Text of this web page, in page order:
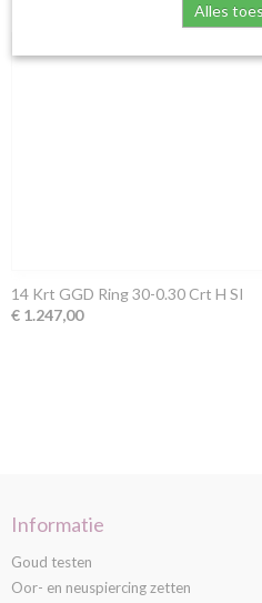
14 Krt GGD Ring 30-0.30 Crt H SI
€ 1.247,00
Informatie
Goud testen
Oor- en neuspiercing zetten
Alles